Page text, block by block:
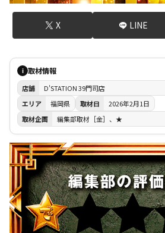
X LINE
i 取材情報
店舗
D'STATION 39門司店
エリア
福岡県 取材日
2026年2月1日
取材企画
編集部取材［金］、★